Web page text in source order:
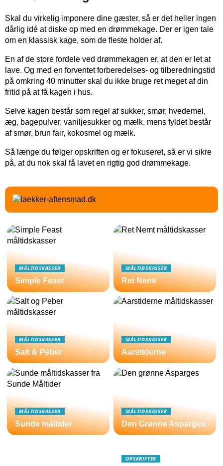
Skal du virkelig imponere dine gæster, så er det heller ingen
dårlig idé at diske op med en drømmekage. Der er igen tale
om en klassisk kage, som de fleste holder af.
En af de store fordele ved drømmekagen er, at den er let at
lave. Og med en forventet forberedelses- og tilberedningstid
på omkring 40 minutter skal du ikke bruge ret meget af din
fritid på at få kagen i hus.
Selve kagen består som regel af sukker, smør, hvedemel,
æg, bagepulver, vaniljesukker og mælk, mens fyldet består
af smør, brun fair, kokosmel og mælk.
Så længe du følger opskriften og er fokuseret, så er vi sikre
på, at du nok skal få lavet en rigtig god drømmekage.
MÅLTIDSKASSER
Simple Feast
MÅLTIDSKASSER
Ret Nemt
MÅLTIDSKASSER
Salt & Peber
MÅLTIDSKASSER
Aarstiderne
MÅLTIDSKASSER
Sunde måltider
MÅLTIDSKASSER
Den Grønne Asparges
OPSKRIFTER